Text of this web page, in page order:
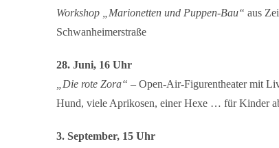
Workshop „Marionetten und Puppen-Bau“ aus
Schwanheimerstraße
28. Juni, 16 Uhr
„Die rote Zora“ – Open-Air-Figurentheater mit
Hund, viele Aprikosen, einer Hexe … für Kinder
3. September, 15 Uhr